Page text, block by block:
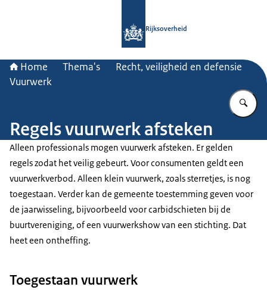
Rijksoverheid
Home Thema's
Recht, veiligheid en defensie
Vuurwerk
Regels vuurwerk afsteken
Alleen professionals mogen vuurwerk afsteken. Er gelden
regels zodat het veilig gebeurt. Voor consumenten geldt een
vuurwerkverbod. Alleen klein vuurwerk, zoals sterretjes, is nog
toegestaan. Verder kan de gemeente toestemming geven voor
de jaarwisseling, bijvoorbeeld voor carbidschieten bij de
buurtvereniging, of een vuurwerkshow van een stichting. Dat
heet een ontheffing.
Toegestaan vuurwerk